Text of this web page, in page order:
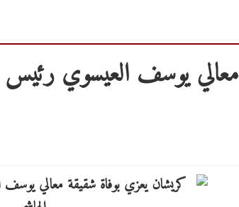
يوسف العيسوي رئيس